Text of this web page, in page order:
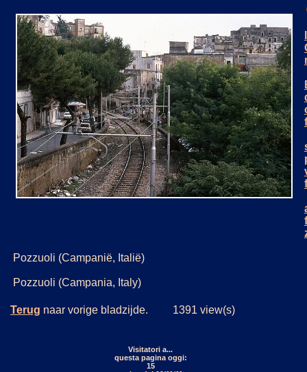
Pozzuoli (Campanië, Italië)
Pozzuoli (Campania, Italy)
Terug naar vorige bladzijde. 1391 view(s)
Visitatori a...
questa pagina oggi:
15